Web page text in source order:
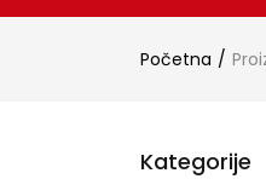
Početna
Kategorije